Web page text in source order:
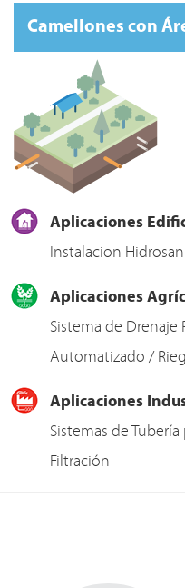
Camellones con
Aplicaciones
Instalacion
Aplicaciones
Sistema de Drenaje
Automatizado /
Aplicaciones
Sistemas de
Filtración